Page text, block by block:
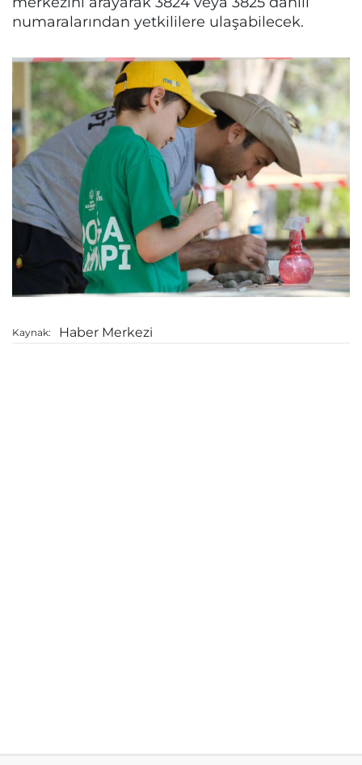
numaralarından yetkililere ulaşabilecek.
Kaynak: Haber Merkezi